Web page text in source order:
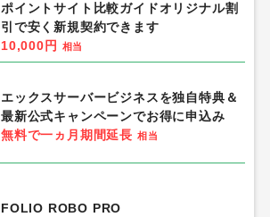
ポイントサイト比較ガイドオリジナル割
引で安く新規契約できます
10,000円
相当
エックスサーバービジネスを独自特典＆
最新公式キャンペーンでお得に申込み
無料で一ヵ月期間延長 相当
FOLIO ROBO PRO